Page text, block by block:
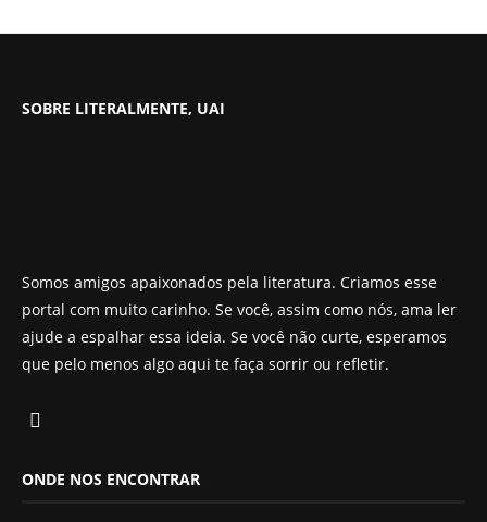
SOBRE LITERALMENTE, UAI
Somos amigos apaixonados pela literatura. Criamos esse
portal com muito carinho. Se você, assim como nós, ama ler
ajude a espalhar essa ideia. Se você não curte, esperamos
que pelo menos algo aqui te faça sorrir ou refletir.
ONDE NOS ENCONTRAR